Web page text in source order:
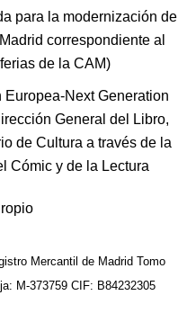
para la modernización de
correspondiente al
de la CAM)
Next Generation
General del Libro,
de Cultura a través de la
Cómic y de la Lectura
Mercantil de Madrid Tomo
M-373759 CIF: B84232305